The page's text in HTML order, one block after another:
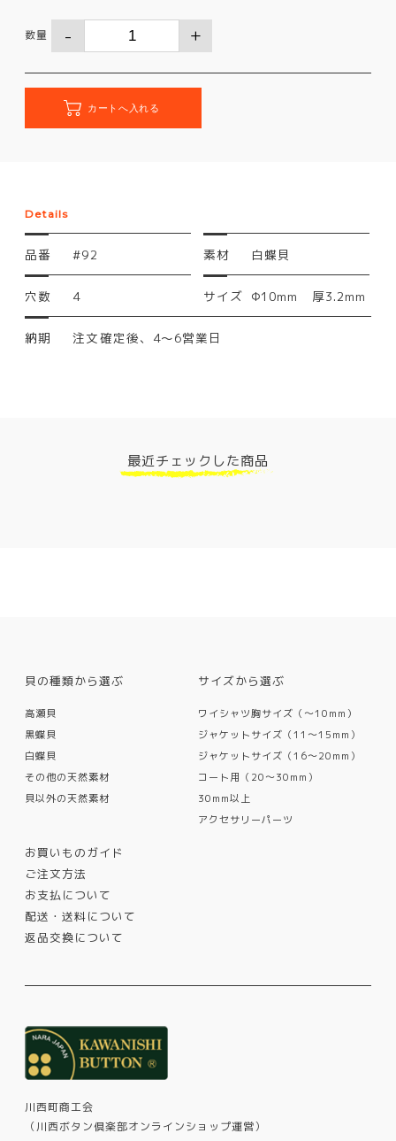
数量
Details
品番 #92 素材 白蝶貝
穴数 4 サイズ Φ10mm 厚3.2mm
納期 注文確定後、4～6営業日
最近チェックした商品
貝の種類から選ぶ
高瀬貝
黒蝶貝
白蝶貝
その他の天然素材
貝以外の天然素材
サイズから選ぶ
ワイシャツ胸サイズ（〜10mm）
ジャケットサイズ（11〜15mm）
ジャケットサイズ（16〜20mm）
コート用（20〜30mm）
30mm以上
アクセサリーパーツ
お買いものガイド
ご注文方法
お支払について
配送・送料について
返品交換について
川西町商工会
（川西ボタン倶楽部オンラインショップ運営）